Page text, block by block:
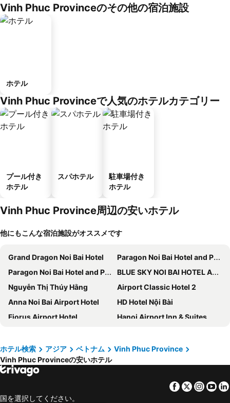
Vinh Phuc Provinceのその他の宿泊施設
ホテル
Vinh Phuc Provinceで人気のホテルカテゴリー
プール付き
ホテル
スパホテル
駐車場付き
ホテル
Vinh Phuc Province周辺の安いホテル
他にもこんな宿泊施設がオススメです
Grand Dragon Noi Bai Hotel
Paragon Noi Bai Hotel and Pool
Paragon Noi Bai Hotel and Pool
BLUE SKY NOI BAI HOTEL And POOL
Nguyễn Thị Thúy Hằng
Airport Classic Hotel 2
Anna Noi Bai Airport Hotel
HD Hotel Nội Bài
Fiorus Airport Hotel
Hanoi Airport Inn & Suites
HT Airport Inn
Venus Hotel Tam Đảo
Noi Bai Sunflower Hotel
Hong Ha Airport Hotel
ホテル検索 アジア ベトナム
Vinh Phuc Province
Vinh Phuc Provinceの安いホテル
Facebook
Twitter
国を選択してください。